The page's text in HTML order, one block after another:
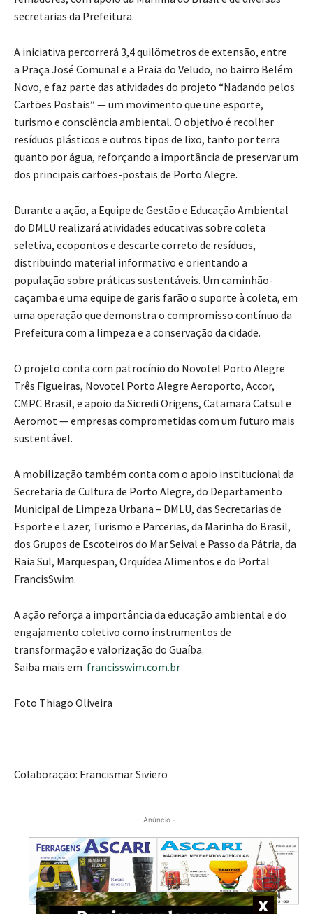
secretarias da Prefeitura.
A iniciativa percorrerá 3,4 quilômetros de extensão, entre
a Praça José Comunal e a Praia do Veludo, no bairro Belém
Novo, e faz parte das atividades do projeto “Nadando pelos
Cartões Postais” — um movimento que une esporte,
turismo e consciência ambiental. O objetivo é recolher
resíduos plásticos e outros tipos de lixo, tanto por terra
quanto por água, reforçando a importância de preservar um
dos principais cartões-postais de Porto Alegre.
Durante a ação, a Equipe de Gestão e Educação Ambiental
do DMLU realizará atividades educativas sobre coleta
seletiva, ecopontos e descarte correto de resíduos,
distribuindo material informativo e orientando a
população sobre práticas sustentáveis. Um caminhão-
caçamba e uma equipe de garis farão o suporte à coleta, em
uma operação que demonstra o compromisso contínuo da
Prefeitura com a limpeza e a conservação da cidade.
O projeto conta com patrocínio do Novotel Porto Alegre
Três Figueiras, Novotel Porto Alegre Aeroporto, Accor,
CMPC Brasil, e apoio da Sicredi Origens, Catamarã Catsul e
Aeromot — empresas comprometidas com um futuro mais
sustentável.
A mobilização também conta com o apoio institucional da
Secretaria de Cultura de Porto Alegre, do Departamento
Municipal de Limpeza Urbana – DMLU, das Secretarias de
Esporte e Lazer, Turismo e Parcerias, da Marinha do Brasil,
dos Grupos de Escoteiros do Mar Seival e Passo da Pátria, da
Raia Sul, Marquespan, Orquídea Alimentos e do Portal
FrancisSwim.
A ação reforça a importância da educação ambiental e do
engajamento coletivo como instrumentos de
transformação e valorização do Guaíba.
Saiba mais em francisswim.com.br
Foto Thiago Oliveira
Colaboração: Francismar Siviero
- Anúncio -